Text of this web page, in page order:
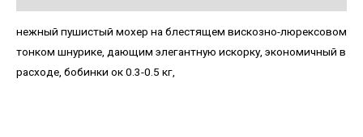
нежный пушистый мохер на блестящем вискозно-люрексовом
тонком шнурике, дающим элегантную искорку, экономичный в
расходе, бобинки ок 0.3-0.5 кг,